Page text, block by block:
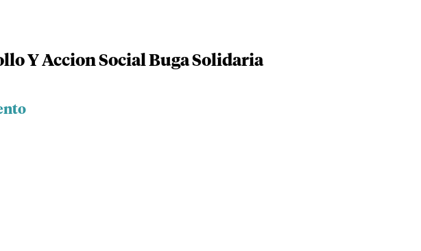
Y Accion Social Buga Solidaria